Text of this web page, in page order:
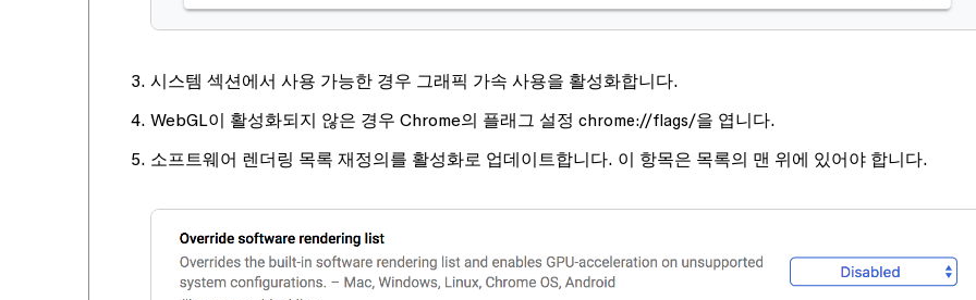
시스템 섹션에서 사용 가능한 경우 그래픽 가속 사용을 활성화합니다.
WebGL이 활성화되지 않은 경우 Chrome의 플래그 설정 chrome://flags/을 엽니다.
소프트웨어 렌더링 목록 재정의 를 활성화로 업데이트합니다. 이 항목은 목록의 맨 위에 있어야 합니다.